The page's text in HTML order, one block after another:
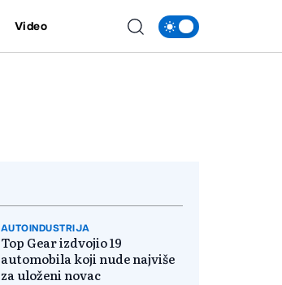
Video
AUTOINDUSTRIJA
Top Gear izdvojio 19
automobila koji nude najviše
za uloženi novac